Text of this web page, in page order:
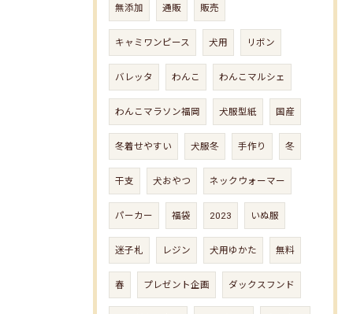
無添加 通販 販売
キャミワンピース 犬用 リボン
バレッタ わんこ わんこマルシェ
わんこマラソン福岡 犬服型紙 国産
冬着せやすい 犬服冬 手作り 冬
干支 犬おやつ ネックウォーマー
パーカー 福袋 2023 いぬ服
迷子札 レジン 犬用ゆかた 無料
春 プレゼント企画 ダックスフンド